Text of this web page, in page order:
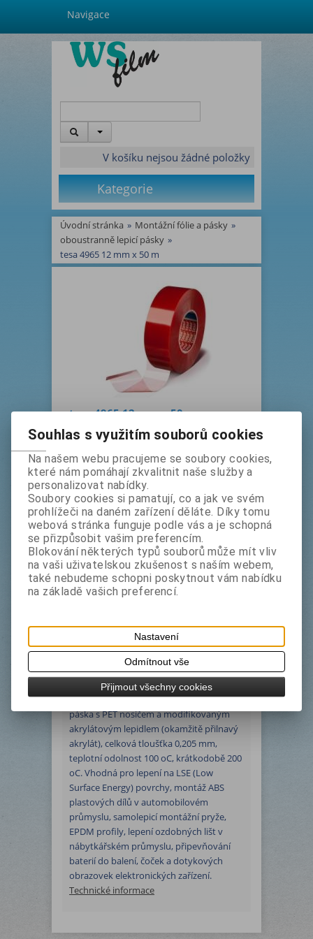
Navigace
V košíku nejsou žádné položky
Kategorie
Úvodní stránka » Montážní fólie a pásky »
oboustranně lepicí pásky »
tesa 4965 12 mm x 50 m
tesa 4965 12 mm x 50 m
bez DPH:212 Kč
s DPH: 257 Kč
ks Koupit
Výrobce:tesa
Katalogové číslo:t4965
Termín dodání (dny):1
Tisk
oboustranně lepicí čirtá páska, tloušťka
0,205 mm, jednostranně krytá červeným
Podrobný popis
transparentní oboustranně lepicí čirá
páska s PET nosičem a modifikovaným
akrylátovým lepidlem (okamžitě přilnavý
akrylát), celková tloušťka 0,205 mm,
teplotní odolnost 100 oC, krátkodobě 200
oC. Vhodná pro lepení na LSE (Low
Surface Energy) povrchy, montáž ABS
plastových dílů v automobilovém
průmyslu, samolepicí montážní pryže,
EPDM profily, lepení ozdobných lišt v
nábytkářském průmyslu, připevňování
baterií do balení, čoček a dotykových
obrazovek elektronických zařízení.
Technické informace
Souhlas s využitím souborů cookies
Na našem webu pracujeme se soubory cookies,
které nám pomáhají zkvalitnit naše služby a
personalizovat nabídky.
Soubory cookies si pamatují, co a jak ve svém
prohlížeči na daném zařízení děláte. Díky tomu
webová stránka funguje podle vás a je schopná
se přizpůsobit vašim preferencím.
Blokování některých typů souborů může mít vliv
na vaši uživatelskou zkušenost s naším webem,
také nebudeme schopni poskytnout vám nabídku
na základě vašich preferencí.
Nastavení
Odmítnout vše
Přijmout všechny cookies